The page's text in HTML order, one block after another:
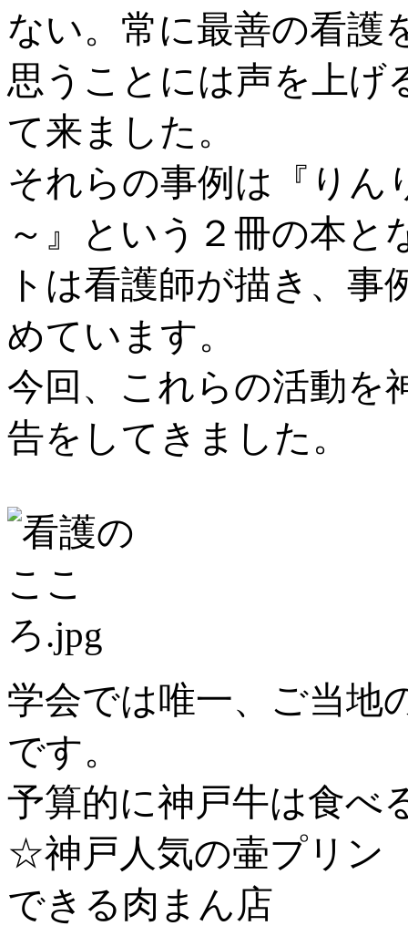
ない。常に最善の看護
思うことには声を上げ
て来ました。
それらの事例は『りん
～』という２冊の本
トは看護師が描き、
めています。
今回、これらの活動を
告をしてきました。
学会では唯一、ご当地
です。
予算的に神戸牛は食べ
☆神戸人気の壷プ
できる肉まん店